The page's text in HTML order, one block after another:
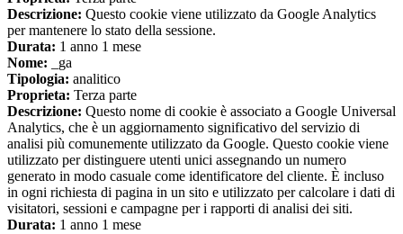
Descrizione: Questo cookie viene utilizzato da Google Analytics
per mantenere lo stato della sessione.
Durata: 1 anno 1 mese
Nome: _ga
Tipologia: analitico
Proprieta: Terza parte
Descrizione: Questo nome di cookie è associato a Google Universal
Analytics, che è un aggiornamento significativo del servizio di
analisi più comunemente utilizzato da Google. Questo cookie viene
utilizzato per distinguere utenti unici assegnando un numero
generato in modo casuale come identificatore del cliente. È incluso
in ogni richiesta di pagina in un sito e utilizzato per calcolare i dati di
visitatori, sessioni e campagne per i rapporti di analisi dei siti.
Durata: 1 anno 1 mese